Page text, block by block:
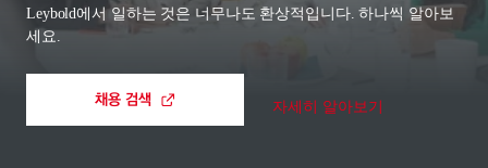
Leybold에서 일하는 것은 너무나도 환상적입니다. 하나씩 알아보
세요.
채용 검색 자세히 알아보기